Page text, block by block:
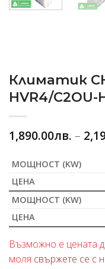
Климатик
HVR4/C2OU-
1,890.00лв. –
Възможно е цената
моля свържете се с